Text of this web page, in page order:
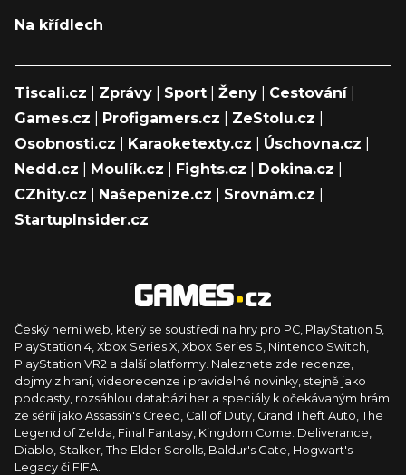
Na křídlech
Tiscali.cz Zprávy Sport Ženy Cestování|
Games.cz
Profigamers.cz ZeStolu.cz
Osobnosti.cz
Karaoketexty.cz Úschovna.cz
Nedd.cz
Moulík.cz Fights.cz Dokina.cz
CZhity.cz
Našepeníze.cz Srovnám.cz
StartupInsider.cz
Český herní web, který se soustředí na hry pro PC, PlayStation 5,
PlayStation 4, Xbox Series X, Xbox Series S, Nintendo Switch,
PlayStation VR2 a další platformy. Naleznete zde recenze,
dojmy z hraní, videorecenze i pravidelné novinky, stejně jako
podcasty, rozsáhlou databázi her a speciály k očekávaným hrám
ze sérií jako Assassin's Creed, Call of Duty, Grand Theft Auto, The
Legend of Zelda, Final Fantasy, Kingdom Come: Deliverance,
Diablo, Stalker, The Elder Scrolls, Baldur's Gate, Hogwart's
Legacy či FIFA.